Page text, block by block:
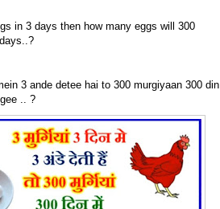
in 3 days then how many eggs will 300
3 ande detee hai to 300 murgiyaan 300 din
.. ?